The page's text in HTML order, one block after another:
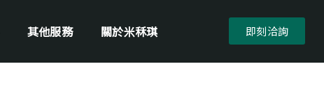
其他服務 關於米秝琪 即刻洽詢